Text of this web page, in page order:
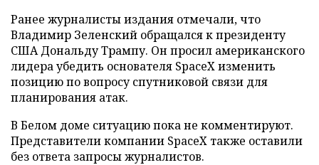
Ранее журналисты издания отмечали, что
Владимир Зеленский обращался к президенту
США Дональду Трампу. Он просил американского
лидера убедить основателя SpaceX изменить
позицию по вопросу спутниковой связи для
планирования атак.
В Белом доме ситуацию пока не комментируют.
Представители компании SpaceX также оставили
без ответа запросы журналистов.